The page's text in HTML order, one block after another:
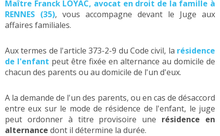
Maître Franck LOYAC, avocat en droit de la famille à
RENNES (35), vous accompagne devant le Juge aux
affaires familiales.
Aux termes de l'article 373-2-9 du Code civil, la résidence
de l'enfant peut être fixée en alternance au domicile de
chacun des parents ou au domicile de l'un d'eux.
A la demande de l'un des parents, ou en cas de désaccord
entre eux sur le mode de résidence de l'enfant, le juge
peut ordonner à titre provisoire une résidence en
alternance dont il détermine la durée.